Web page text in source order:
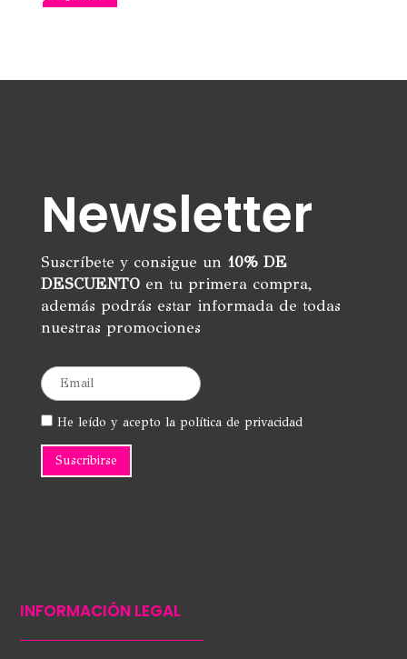
Newsletter
Suscríbete y consigue un 10% DE
DESCUENTOen tu primera compra,
además podrás estar informada de todas
nuestras promociones
He leído y acepto la política de privacidad
INFORMACIÓN LEGAL